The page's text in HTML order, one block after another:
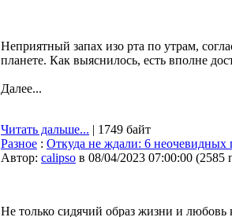
Неприятный запах изо рта по утрам,
планете. Как выяснилось, есть вполне
Далее...
Читать дальше... | 1749 байт
Разное : Откуда не ждали: 6 неочевидных
Автор: calipso в 08/04/2023 07:00:00 (2585
Не только сидячий образ жизни и